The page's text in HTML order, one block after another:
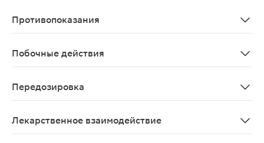
Противопоказания
Побочные действия
Передозировка
Лекарственное взаимодействие